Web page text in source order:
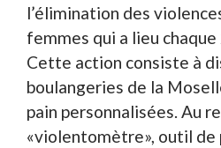
l’élimination des
femmes qui a lieu
Cette action consiste à
boulangeries de la
pain personnalisées. Au
«violentomètre», outil de